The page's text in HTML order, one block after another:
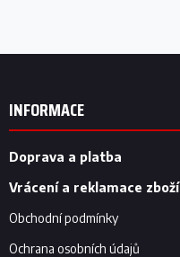
Z
INFORMACE
Doprava a platba
Vrácení a reklamace zboží
Obchodní podmínky
Ochrana osobních údajů